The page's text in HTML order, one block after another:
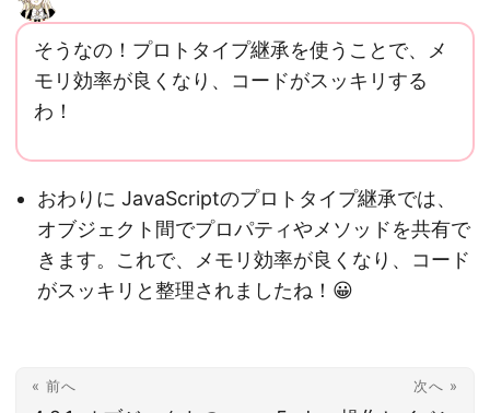
そうなの！プロトタイプ継承を使うことで、メ
モリ効率が良くなり、コードがスッキリする
わ！
おわりに JavaScriptのプロトタイプ継承では、
オブジェクト間でプロパティやメソッドを共有で
きます。これで、メモリ効率が良くなり、コード
がスッキリと整理されましたね！😀
« 前へ 次へ »